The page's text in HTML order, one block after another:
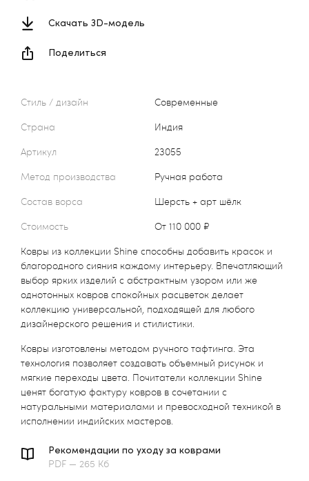
Стиль / дизайн
Современные
Страна
Индия
Артикул
23055
Метод производства
Ручная работа
Состав ворса
Шерсть + арт шёлк
Стоимость
от 110 000 ₽
Ковры из коллекции Shine способны добавить красок и
благородного сияния каждому интерьеру. Впечатляющий
выбор ярких изделий с абстрактным узором или же
однотонных ковров спокойных расцветок делает
коллекцию универсальной, подходящей для любого
дизайнерского решения и стилистики.
Ковры изготовлены методом ручного тафтинга. Эта
технология позволяет создавать объемный рисунок и
мягкие переходы цвета. Почитатели коллекции Shine
ценят богатую фактуру ковров в сочетании с
натуральными материалами и превосходной техникой в
исполнении индийских мастеров.
Рекомендации по уходу за коврами
PDF — 265 Кб
Скачать 3D-модель
Поделиться